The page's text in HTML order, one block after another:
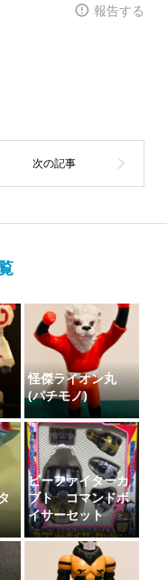
報告する
怪傑ライオン丸
(パチモノ)
ビーファイターカ
ブト コマンドボ
イサーセット